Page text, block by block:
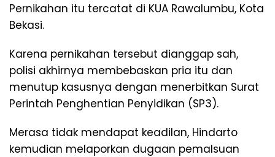
Pernikahan itu tercatat di KUA Rawalumbu, Kota
Bekasi.
Karena pernikahan tersebut dianggap sah,
polisi akhirnya membebaskan pria itu dan
menutup kasusnya dengan menerbitkan Surat
Perintah Penghentian Penyidikan (SP3).
Merasa tidak mendapat keadilan, Hindarto
kemudian melaporkan dugaan pemalsuan